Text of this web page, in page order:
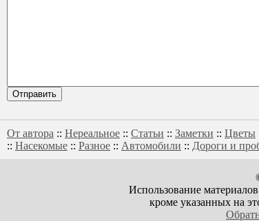
От автора :: Нереальное :: Статьи :: Заметки :: Цветы
:: Насекомые :: Разное :: Автомобили :: Дороги и
Использование
кроме указанных на